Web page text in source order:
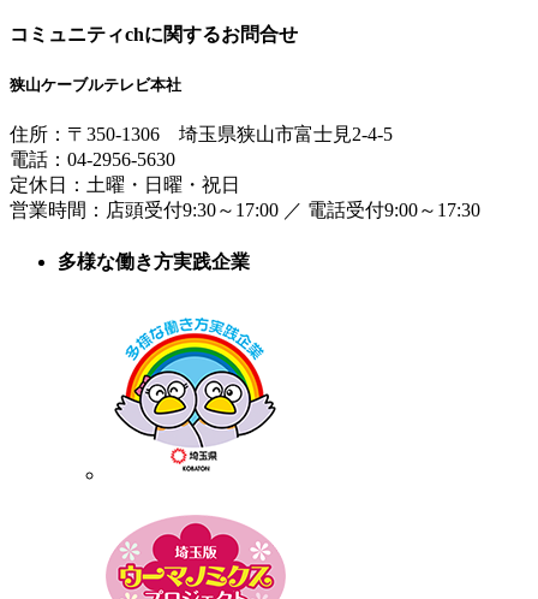
コミュニティchに関するお問合せ
狭山ケーブルテレビ本社
住所： 〒350-1306 埼玉県狭山市富士見2-4-5
電話： 04-2956-5630
定休日：土曜・日曜・祝日
営業時間： 店頭受付9:30～17:00 ／ 電話受付9:00～17:30
多様な働き方実践企業